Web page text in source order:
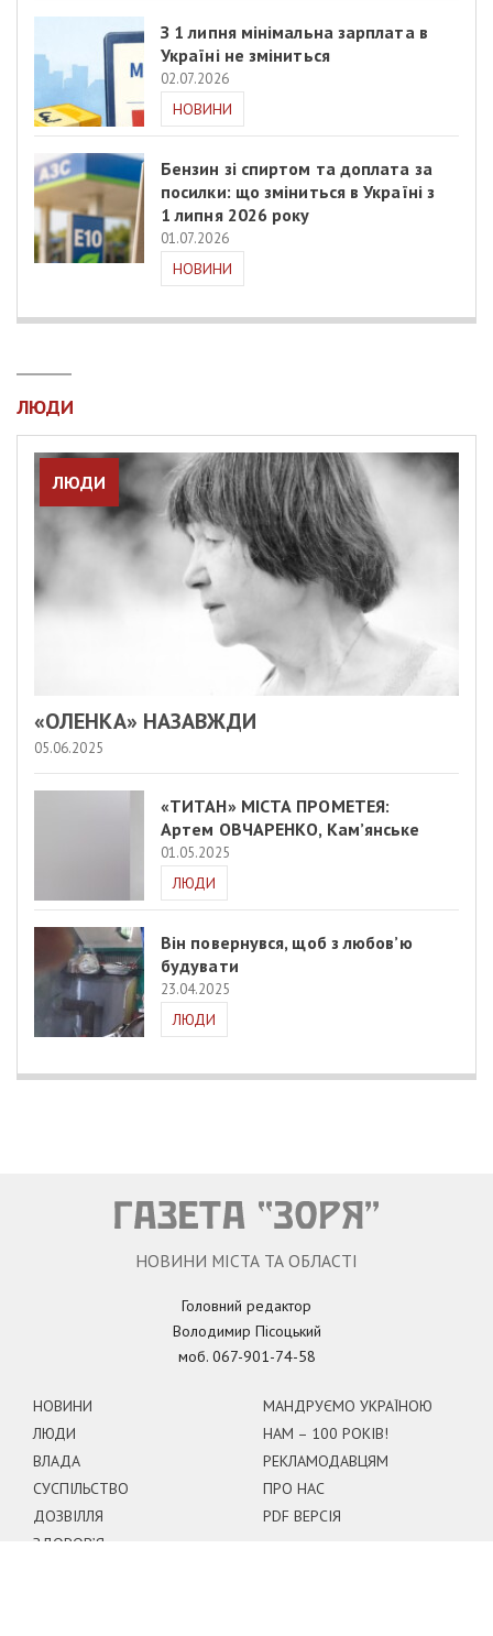
З 1 липня мінімальна зарплата в
Україні не зміниться
02.07.2026
НОВИНИ
Бензин зі спиртом та доплата за
посилки: що зміниться в Україні з
1 липня 2026 року
01.07.2026
НОВИНИ
ЛЮДИ
ЛЮДИ
«ОЛЕНКА» НАЗАВЖДИ
05.06.2025
«ТИТАН» МІСТА ПРОМЕТЕЯ:
Артем ОВЧАРЕНКО, Кам’янське
01.05.2025
ЛЮДИ
Він повернувся, щоб з любов’ю
будувати
23.04.2025
ЛЮДИ
НОВИНИ МІСТА ТА ОБЛАСТІ
Головний редактор
Володимир Пісоцький
моб. 067-901-74-58
НОВИНИ
ЛЮДИ
ВЛАДА
СУСПІЛЬСТВО
ДОЗВІЛЛЯ
ЗДОРОВ’Я
МАНДРУЄМО УКРАЇНОЮ
НАМ – 100 РОКІВ!
РЕКЛАМОДАВЦЯМ
ПРО НАС
PDF ВЕРСІЯ